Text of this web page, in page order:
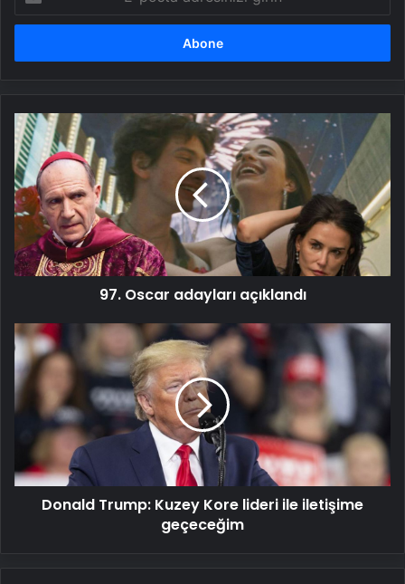
posta
adresinizi
97.
Oscar
adayları
açıklandı
97. Oscar adayları açıklandı
Donald
Trump:
Kuzey
Kore
lideri
iletişime
geçeceğim
Donald Trump: Kuzey Kore lideri ile iletişime
geçeceğim